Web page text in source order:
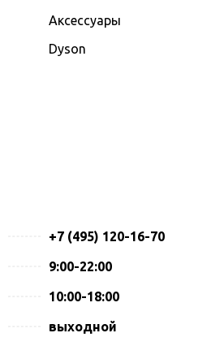
Аксессуары
Dyson
+7 (495) 120-16-70
9:00-22:00
10:00-18:00
выходной